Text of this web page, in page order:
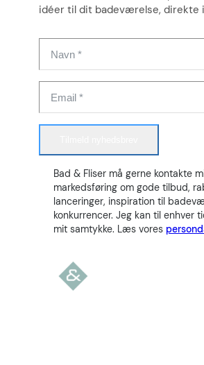
idéer til dit badeværelse, direkte
Bad & Fliser må gerne kontakte
markedsføring om gode tilbud,
lanceringer, inspiration til
konkurrencer. Jeg kan til enhver
mit samtykke. Læs vores